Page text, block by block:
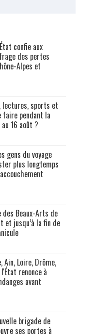
confie aux
des pertes
Alpes et
lectures, sports et
faire pendant la
16 août ?
gens du voyage
plus longtemps
des Beaux-Arts de
et jusqu’à la fin de
Ain, Loire, Drôme,
renonce à
avant
brigade de
ses portes à